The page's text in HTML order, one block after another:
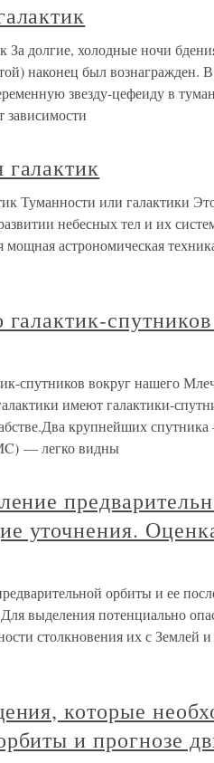
За долгие, холодные ночи
наконец был вознагражден.
звезду-цефеиду в
зависимости
Туманности или галактики
небесных тел и их
мощная астрономическая
спутников вокруг нашего
имеют галактики-
крупнейших
— легко видны
уточнения.
орбиты и ее
выделения потенциально
столкновения их с Землей
которые
и прогнозе